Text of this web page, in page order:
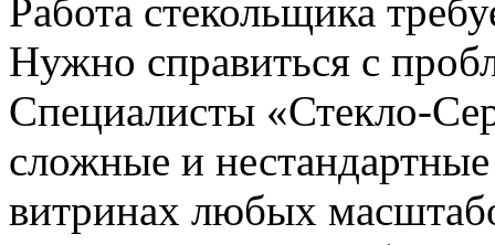
Работа стекольщика
Нужно справиться с
Специалисты «Стекло-
сложные и
витринах любых